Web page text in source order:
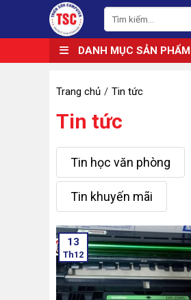
DANH MỤC SẢN PHẨM
Trang chủ Tin tức
Tin tức
Tin học văn phòng
Tin khuyến mãi
13
Th12